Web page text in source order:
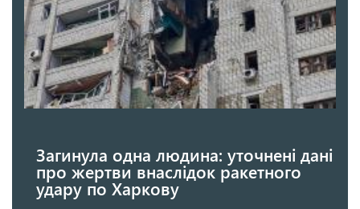
Загинула одна людина: уточнені дані
про жертви внаслідок ракетного
удару по Харкову